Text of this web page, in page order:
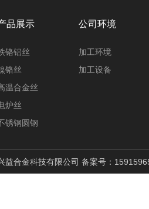
品展示
铬铝丝
铬丝
温合金丝
炉丝
锈钢圆钢
公司环境
加工环境
加工设备
合金科技有限公司 备案号：